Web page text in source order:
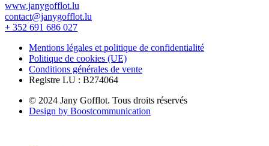
www.janygofflot.lu
contact@janygofflot.lu
+ 352 691 686 027
Mentions légales et politique de confidentialité
Politique de cookies (UE)
Conditions générales de vente
Registre LU : B274064
© 2024 Jany Gofflot. Tous droits réservés
Design by Boostcommunication